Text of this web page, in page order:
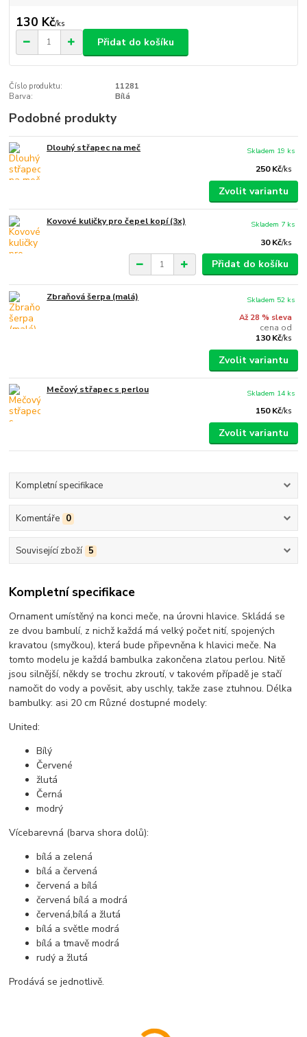
130 Kč/ks
Přidat do košíku
Číslo produktu:
11281
Barva:
Bílá
Podobné produkty
Dlouhý střapec na meč
250 Kč/ks
Skladem 19 ks
Zvolit variantu
Kovové kuličky pro čepel kopí (3x)
30 Kč/ks
Skladem 7 ks
Přidat do košíku
Zbraňová šerpa (malá)
Až 28 % sleva
cena od
130 Kč/ks
Skladem 52 ks
Zvolit variantu
Mečový střapec s perlou
150 Kč/ks
Skladem 14 ks
Zvolit variantu
Kompletní specifikace
Komentáře 0
Související zboží 5
Kompletní specifikace
Ornament umístěný na konci meče, na úrovni hlavice. Skládá se
ze dvou bambulí, z nichž každá má velký počet nití, spojených
kravatou (smyčkou), která bude připevněna k hlavici meče. Na
tomto modelu je každá bambulka zakončena zlatou perlou. Nitě
jsou silnější, někdy se trochu zkroutí, v takovém případě je stačí
namočit do vody a pověsit, aby uschly, takže zase ztuhnou. Délka
bambulky: asi 20 cm Různé dostupné modely:
United:
Bílý
Červené
žlutá
Černá
modrý
Vícebarevná (barva shora dolů):
bílá a zelená
bílá a červená
červená a bílá
červená bílá a modrá
červená,bílá a žlutá
bílá a světle modrá
bílá a tmavě modrá
rudý a žlutá
Prodává se jednotlivě.